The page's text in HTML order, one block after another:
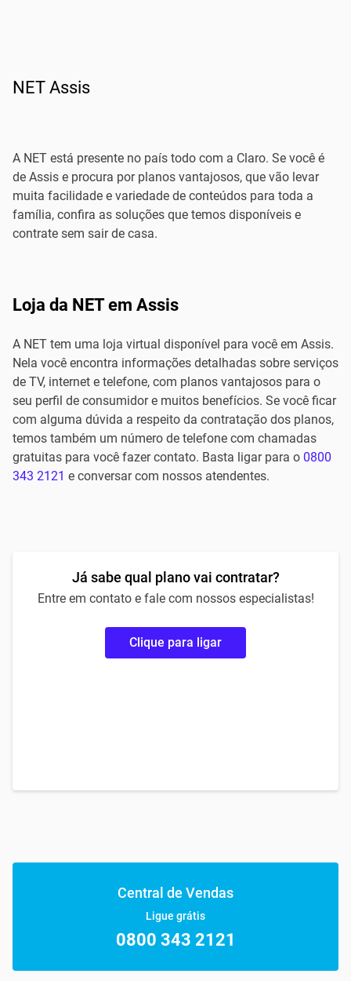
NET Assis
A NET está presente no país todo com a Claro. Se você é
de Assis e procura por planos vantajosos, que vão levar
muita facilidade e variedade de conteúdos para toda a
família, confira as soluções que temos disponíveis e
contrate sem sair de casa.
Loja da NET em Assis
A NET tem uma loja virtual disponível para você em Assis.
Nela você encontra informações detalhadas sobre serviços
de TV, internet e telefone, com planos vantajosos para o
seu perfil de consumidor e muitos benefícios. Se você ficar
com alguma dúvida a respeito da contratação dos planos,
temos também um número de telefone com chamadas
gratuitas para você fazer contato. Basta ligar para o 0800
343 2121 e conversar com nossos atendentes.
Já sabe qual plano vai contratar?
Entre em contato e fale com nossos especialistas!
Clique para ligar
Central de Vendas
Ligue grátis
0800 343 2121